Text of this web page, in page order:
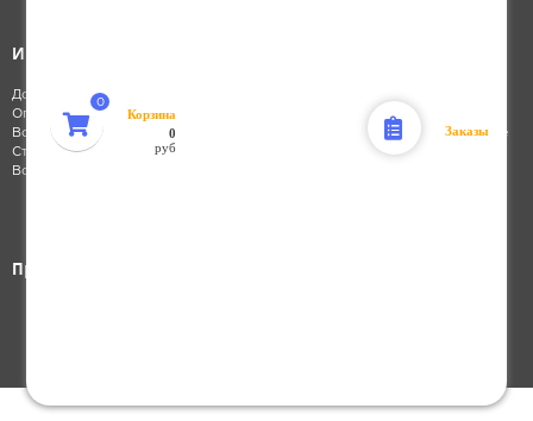
Корзина
0
руб
Заказы
Интернет-магазин
Доставка заказа
Оплата заказа
Возврат заказа
Стать клиентом
Восстановление пароля
Масла и ГСМ
Электрооборудование
Шины и диски
Присоединяйся к нам: